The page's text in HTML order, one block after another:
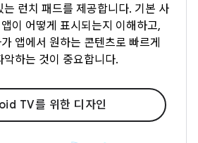
는 런치 패드를 제공합니다. 기본 사
이 어떻게 표시되는지 이해하고,
앱에서 원하는 콘텐츠로 빠르게
하는 것이 중요합니다.
TV를 위한 디자인